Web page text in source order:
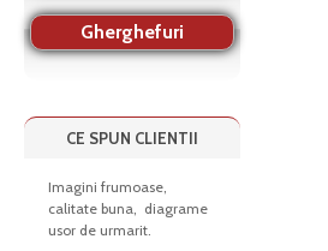
Gherghefuri
CE SPUN CLIENTII
Imagini frumoase,
calitate buna, diagrame
usor de urmarit.